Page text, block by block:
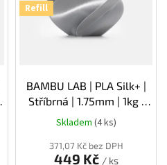
Refill
BAMBU LAB | PLA Silk+ |
Stříbrná | 1.75mm | 1kg |
Refill
Skladem (4 ks)
371,07 Kč bez DPH
449 Kč / ks